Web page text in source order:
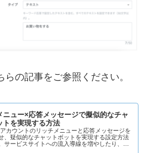
の記事をご参照ください。
ニュー×応答メッセージで擬似的なチャ
トを実現する方法
カウントのリッチメニューと応答メッセージを
、疑似的なチャットボットを実現する設定方法
サービスサイトへの流入導線を増やしたり、限